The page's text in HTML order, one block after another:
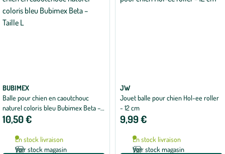
BUBIMEX
Balle pour chien en caoutchouc
naturel coloris bleu Bubimex Beta –
Taille L
10,50 €
En stock livraison
Voir stock magasin
JW
Jouet balle pour chien Hol-ee roller
- 12 cm
9,99 €
En stock livraison
Voir stock magasin